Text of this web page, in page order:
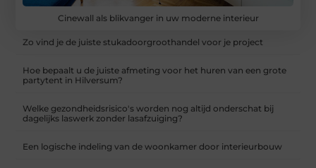
Cinewall als blikvanger in uw moderne interieur
Zo vind je de juiste stukadoorgroothandel voor je project
Hoe bepaalt u de juiste afmeting voor het huren van een grote
partytent in Hilversum?
Welke gezondheidsrisico's worden nog altijd onderschat bij
dagelijks laswerk zonder lasafzuiging?
Een logische indeling van de woonkamer door interieurbouw